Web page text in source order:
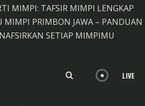
MIMPI: TAFSIR MIMPI LENGKAP
MIMPI PRIMBON JAWA – PANDUAN
SETIAP MIMPIMU
LIVE